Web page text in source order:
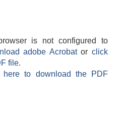
is not configured to
adobe Acrobatorclick
file.
here to download the PDF